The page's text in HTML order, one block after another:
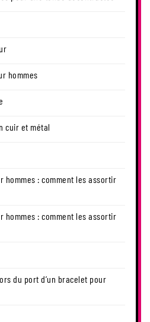
hommes
cuir et métal
hommes : comment les assortir
hommes : comment les assortir
du port d’un bracelet pour